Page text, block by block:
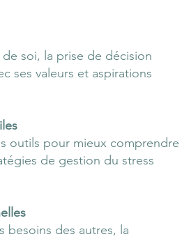
soi, la prise de décision
ses valeurs et aspirations
outils pour mieux comprendre
de gestion du stress
besoins des autres, la